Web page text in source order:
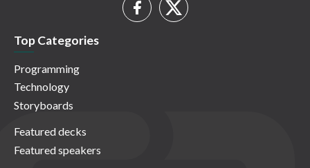
Top Categories
Programming
Technology
Storyboards
Featured decks
Featured speakers